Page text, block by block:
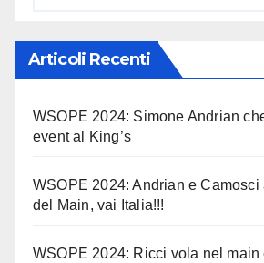
Articoli Recenti
WSOPE 2024: Simone Andrian
event al King’s
WSOPE 2024: Andrian e
del Main, vai Italia!!!
WSOPE 2024: Ricci vola nel main